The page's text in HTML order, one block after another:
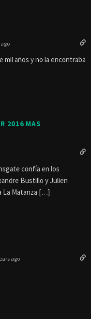
mil años y no la encontraba
2016 MAS
confía en los
Bustillo y Julien
La Matanza […]
ago